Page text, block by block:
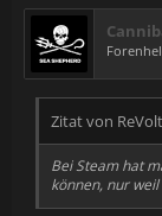
Zitat von
Bei Steam hat
können, nur